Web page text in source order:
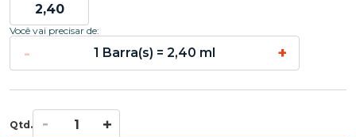
Você vai precisar de:
- 1 Barra(s) = 2,40 ml +
Qtd.